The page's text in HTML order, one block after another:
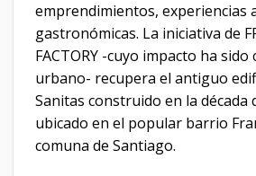
emprendimientos, experiencias
gastronómicas. La iniciativa de
FACTORY -cuyo impacto ha
urbano- recupera el antiguo
Sanitas construido en la década
ubicado en el popular barrio
comuna de Santiago.